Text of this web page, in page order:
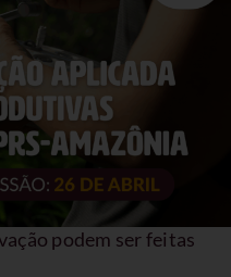
podem ser feitas